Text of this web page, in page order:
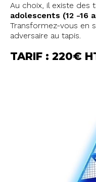
Au choix, il existe des
adolescents (12 -16
Transformez-vous en
adversaire au tapis.
TARIF : 220€